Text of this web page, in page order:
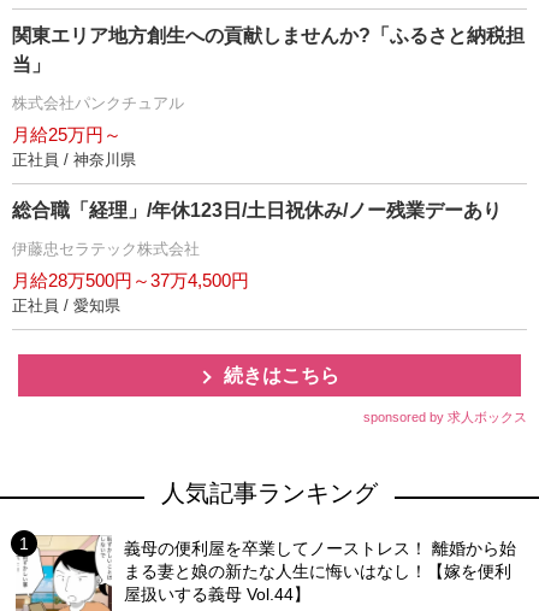
関東エリア地方創生への貢献しませんか?「ふるさと納税担
当」
株式会社パンクチュアル
月給25万円～
正社員 / 神奈川県
総合職「経理」/年休123日/土日祝休み/ノー残業デーあり
伊藤忠セラテック株式会社
月給28万500円～37万4,500円
正社員 / 愛知県
続きはこちら
sponsored by 求人ボックス
人気記事ランキング
義母の便利屋を卒業してノーストレス！ 離婚から始
まる妻と娘の新たな人生に悔いはなし！【嫁を便利
屋扱いする義母 Vol.44】